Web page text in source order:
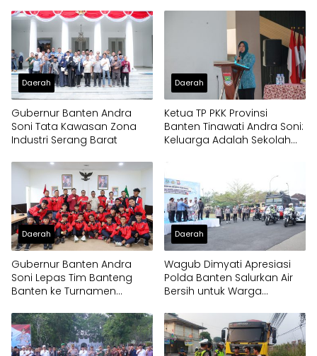
Panongan
Daerah
Gubernur Banten Andra
Soni Tata Kawasan Zona
Industri Serang Barat
Daerah
Ketua TP PKK Provinsi
Banten Tinawati Andra Soni:
Keluarga Adalah Sekolah
Daerah
Gubernur Banten Andra
Soni Lepas Tim Banteng
Banten ke Turnamen
Daerah
Wagub Dimyati Apresiasi
Polda Banten Salurkan Air
Bersih untuk Warga